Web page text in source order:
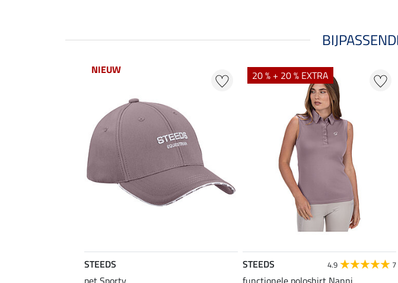
NIEUW
STEEDS
20 % + 20 % EXTRA
STEEDS 4.9 7